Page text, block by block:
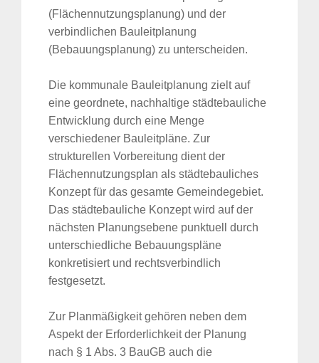
(Flächennutzungsplanung) und der
verbindlichen Bauleitplanung
(Bebauungsplanung) zu unterscheiden.
Die kommunale Bauleitplanung zielt auf
eine geordnete, nachhaltige städtebauliche
Entwicklung durch eine Menge
verschiedener Bauleitpläne. Zur
strukturellen Vorbereitung dient der
Flächennutzungsplan als städtebauliches
Konzept für das gesamte Gemeindegebiet.
Das städtebauliche Konzept wird auf der
nächsten Planungsebene punktuell durch
unterschiedliche Bebauungspläne
konkretisiert und rechtsverbindlich
festgesetzt.
Zur Planmäßigkeit gehören neben dem
Aspekt der Erforderlichkeit der Planung
nach § 1 Abs. 3 BauGB auch die